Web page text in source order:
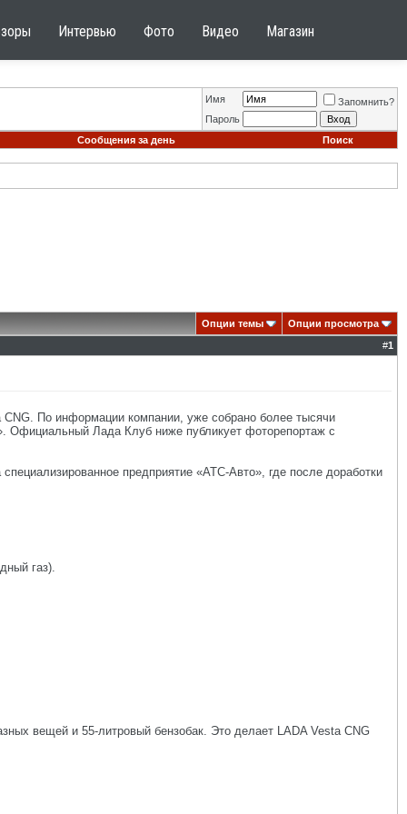
Интервью Фото Видео Магазин
Имя
Запомнить?
Пароль
Сообщения за день
Поиск
Опции темы
Опции просмотра
#1
По информации компании, уже собрано более тысячи
Официальный Лада Клуб ниже публикует фоторепортаж с
предприятие «АТС-Авто», где после доработки
газ).
вещей и 55-литровый бензобак. Это делает LADA Vesta CNG